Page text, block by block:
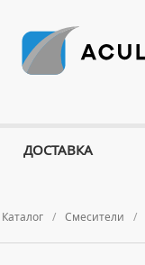
Каталог Смесители
ДОСТАВКА